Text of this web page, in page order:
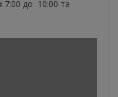
7:00 до 10:00 та